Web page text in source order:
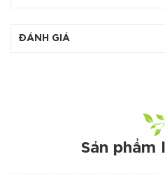
ĐÁNH GIÁ
Sản phẩm